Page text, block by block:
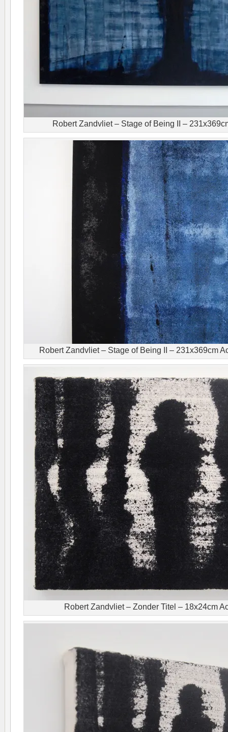
Robert Zandvliet – Stage of Being II –
Robert Zandvliet – Stage of Being II – 231x369cm
Robert Zandvliet – Zonder Titel – 18x24cm